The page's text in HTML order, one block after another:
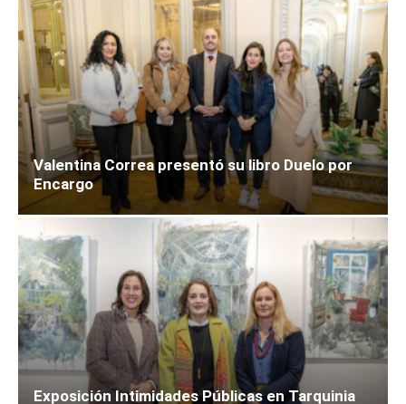
Valentina Correa presentó su libro Duelo por
Encargo
Exposición Intimidades Públicas en Tarquinia